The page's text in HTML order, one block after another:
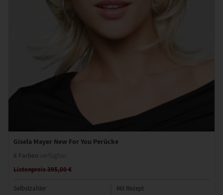
Gisela Mayer New For You Perücke
Listenpreis 395,00 €
Selbstzahler Mit Rezept